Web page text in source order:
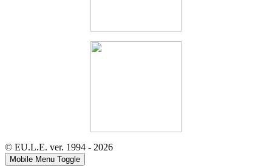
© EU.L.E. ver. 1994 - 2026
Mobile Menu Toggle